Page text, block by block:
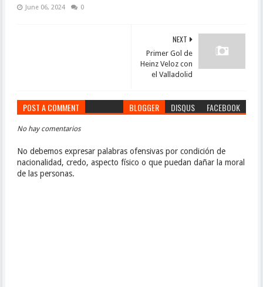
June 06, 2024 0
NEXT
Primer Gol de
Heinz Veloz con
el Valladolid
POST A COMMENT BLOGGER DISQUS FACEBOOK
No hay comentarios
No debemos expresar palabras ofensivas por condición de
nacionalidad, credo, aspecto físico o que puedan dañar la moral
de las personas.